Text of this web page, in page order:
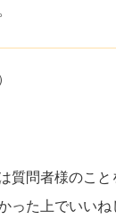
質問者様のこ
った上でいい